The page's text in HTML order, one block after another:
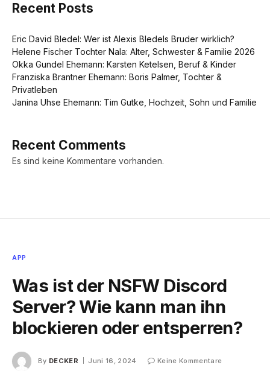
Recent Posts
Eric David Bledel: Wer ist Alexis Bledels Bruder wirklich?
Helene Fischer Tochter Nala: Alter, Schwester & Familie 2026
Okka Gundel Ehemann: Karsten Ketelsen, Beruf & Kinder
Franziska Brantner Ehemann: Boris Palmer, Tochter &
Privatleben
Janina Uhse Ehemann: Tim Gutke, Hochzeit, Sohn und Familie
Recent Comments
Es sind keine Kommentare vorhanden.
APP
Was ist der NSFW Discord
Server? Wie kann man ihn
blockieren oder entsperren?
By DECKER Juni 16, 2024
Keine Kommentare